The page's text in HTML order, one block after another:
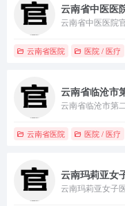
云南省中医医
云南省中医医院
云南省医院 医院 / 医疗
云南省临沧市
云南省医院 医院 / 医疗
云南玛莉亚女
云南玛莉亚女子